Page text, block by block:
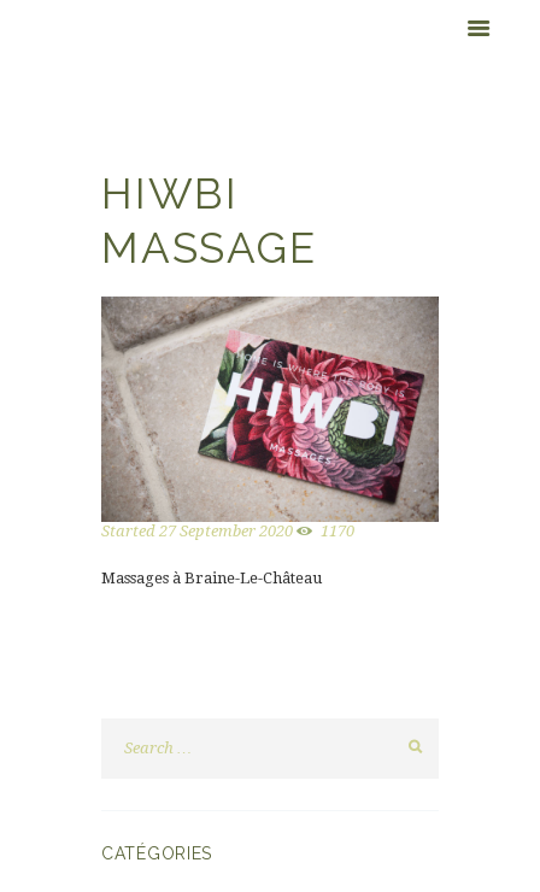
HIWBI
MASSAGE
Started 27 September 2020 1170
Massages à Braine-Le-Château
CATÉGORIES